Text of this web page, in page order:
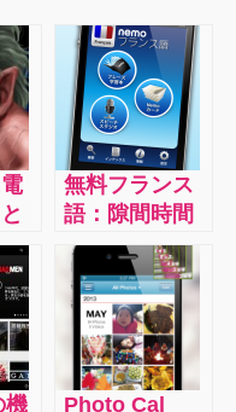
無料フランス
語：隙間時間
活用で旅行に
必須の50フレ
ーズ！フラン
ス語の文法の
知識などなく
てもちょっと
機
Photo Cal